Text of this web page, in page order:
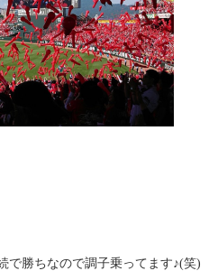
で勝ちなので調子乗ってます♪(笑)